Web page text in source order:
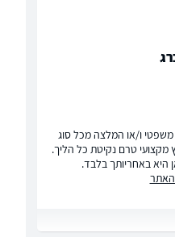
משפטי ו/או המלצה מכל סוג
מקצועי טרם נקיטת כל הליך.
היא באחריותך בלבד.
האתר